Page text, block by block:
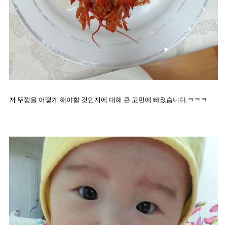
저 뚜껑을 어떻게 해야할 것인지에 대해 큰 고민에 빠졌습니다.ㅋㅋㅋ